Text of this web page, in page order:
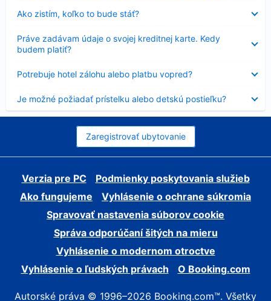
Ako zistím, koľko to bude stáť?
sa
Práve zadávam údaje o svojej kreditnej karte. Kedy
budem platiť?
sa
Potrebuje hotel zálohu alebo platbu vopred?
sa
Je možné požiadať prístelku alebo detskú postieľku?
sa
Zaregistrovať ubytovanie
Verzia pre PC
Podmienky poskytovania služieb
Ako fungujeme
Vyhlásenie o ochrane súkromia
Spravovať nastavenia súborov cookie
Správa odporúčaní šitých na mieru
Vyhlásenie o modernom otroctve
Vyhlásenie o ľudských právach
O Booking.com
Autorské práva © 1996–2026 Booking.com™. Všetky